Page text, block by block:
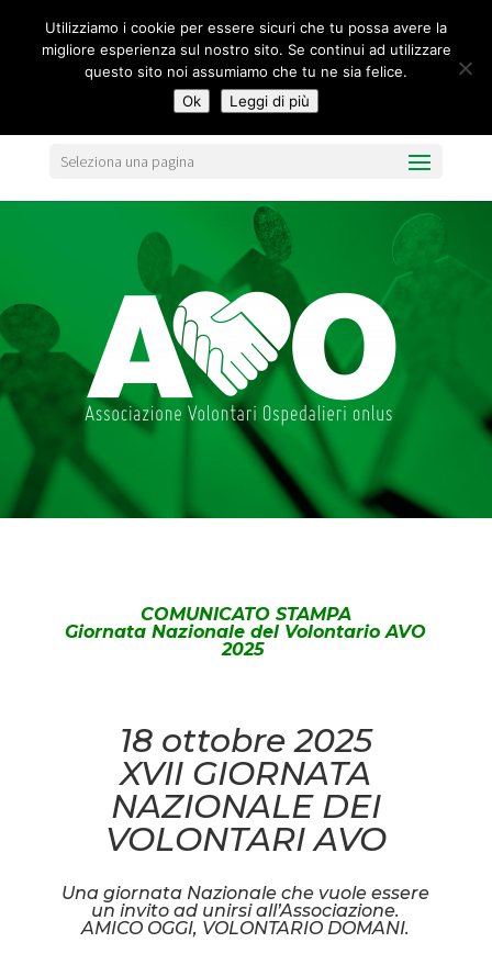
Seleziona una pagina
COMUNICATO STAMPA
Giornata Nazionale del Volontario AVO
2025
18 ottobre 2025
XVII GIORNATA
NAZIONALE DEI
VOLONTARI AVO
Una giornata Nazionale che vuole essere
un invito ad unirsi all’Associazione.
AMICO OGGI, VOLONTARIO DOMANI.
Utilizziamo i cookie per essere sicuri che tu possa avere la
migliore esperienza sul nostro sito. Se continui ad utilizzare
questo sito noi assumiamo che tu ne sia felice.
Ok
Leggi di più